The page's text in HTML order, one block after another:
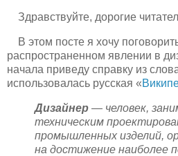
Здравствуйте, дорогие
В этом посте я хочу
распространенном явлении в
начала приведу справку из
использовалась русская «
Дизайнер — человек,
техническим
промышленных изделий,
на достижение наиболее